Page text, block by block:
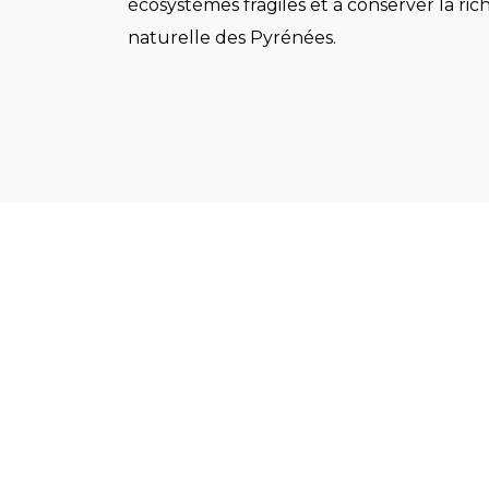
écosystèmes fragiles et à conserver la
naturelle des Pyrénées.